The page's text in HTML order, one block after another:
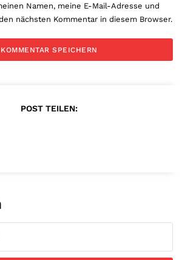
Namen, meine E-Mail-Adresse und
nächsten Kommentar in diesem Browser.
POST TEILEN: